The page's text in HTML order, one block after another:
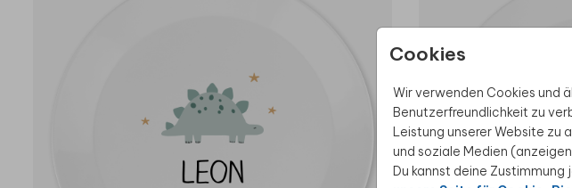
Cookies
Wir verwenden Cookies und
Benutzerfreundlichkeit zu
Leistung unserer Website zu
und soziale Medien
Du kannst deine